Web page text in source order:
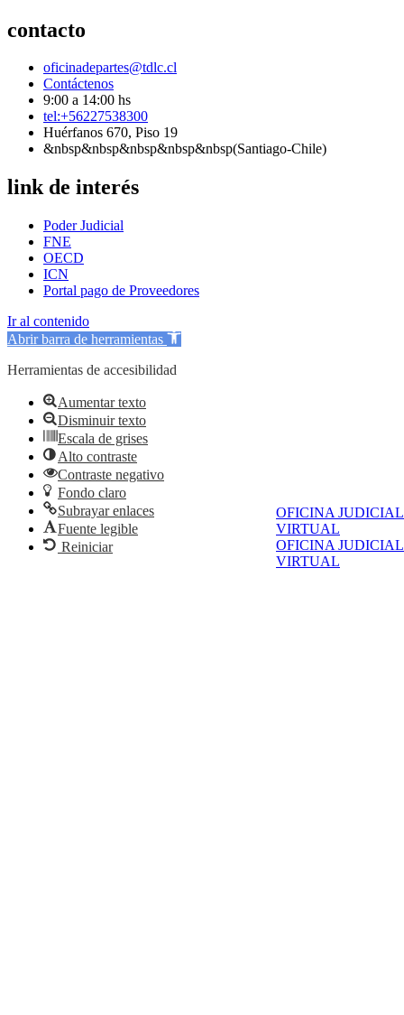
OFICINA JUDICIAL
VIRTUAL
OFICINA JUDICIAL
VIRTUAL
contacto
oficinadepartes@tdlc.cl
Contáctenos
9:00 a 14:00 hs
tel:+56227538300
Huérfanos 670, Piso 19
&nbsp&nbsp&nbsp&nbsp&nbsp(Santiago-Chile)
link de interés
Poder Judicial
FNE
OECD
ICN
Portal pago de Proveedores
Ir al contenido
Abrir barra de herramientas
Herramientas de accesibilidad
Aumentar texto
Disminuir texto
Escala de grises
Alto contraste
Contraste negativo
Fondo claro
Subrayar enlaces
Fuente legible
Reiniciar